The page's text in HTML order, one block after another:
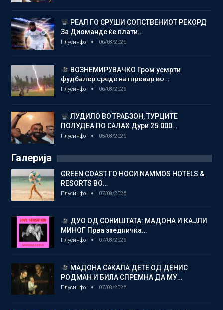
РЕАЛ ГО СРУШИ СОПСТВЕНИОТ РЕКОРД
За Диоманде ќе плати…
Плусинфо 06/08/2026
ВОЗНЕМИРУВАЧКО Гром усмрти
фудбалер среде натпревар во…
Плусинфо 06/08/2026
ЛУДИЛО ВО ТРАБЗОН, ТУРЦИТЕ
ПОЛУДЕА ПО САЛАХ Дури 25.000…
Плусинфо 05/08/2026
Галерија
GREEN COAST ГО НОСИ NAMMOS HOTELS &
RESORTS ВО…
Плусинфо 07/08/2026
ДУО ОД СОНИШТАТА: МАДОНА И КАЈЛИ
МИНОГ Прва заедничка…
Плусинфо 07/08/2026
МАДОНА САКАЛА ДЕТЕ ОД ДЕНИС
РОДМАН И БИЛА СПРЕМНА ДА МУ…
Плусинфо 07/08/2026